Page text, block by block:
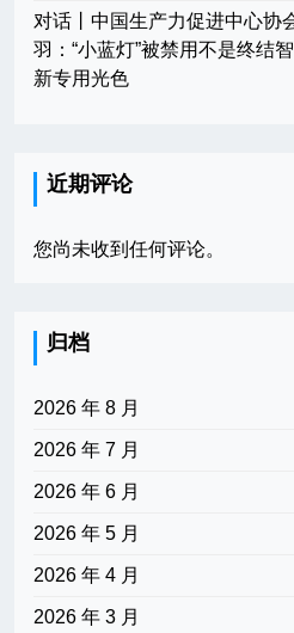
对话丨中国生产力促进中心协
羽：“小蓝灯”被禁用不是终结
新专用光色
近期评论
您尚未收到任何评论。
归档
2026 年 8 月
2026 年 7 月
2026 年 6 月
2026 年 5 月
2026 年 4 月
2026 年 3 月